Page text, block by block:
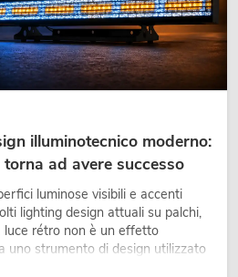
illuminotecnico moderno:
ad avere successo
luminose visibili e accenti
lighting design attuali su palchi,
luce rétro non è un effetto
uno strumento di design utilizzato
atmosfera, dona carattere alle